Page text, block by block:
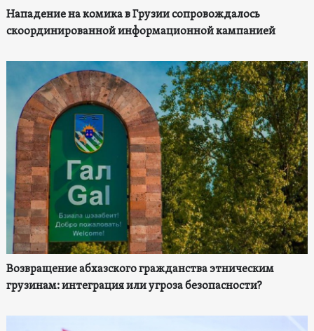
Нападение на комика в Грузии сопровождалось
скоординированной информационной кампанией
Возвращение абхазского гражданства этническим
грузинам: интеграция или угроза безопасности?